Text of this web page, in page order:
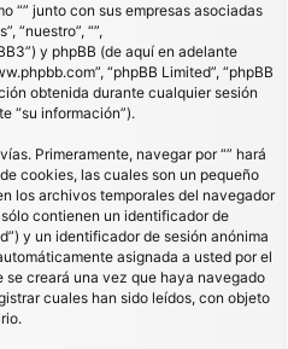
“” junto con sus empresas asociadas
“nuestro”, “”,
y phpBB (de aquí en adelante
“phpBB Limited”, “phpBB
obtenida durante cualquier sesión
“su información”).
Primeramente, navegar por “” hará
cookies, las cuales son un pequeño
los archivos temporales del navegador
contienen un identificador de
y un identificador de sesión anónima
asignada a usted por el
creará una vez que haya navegado
cuales han sido leídos, con objeto